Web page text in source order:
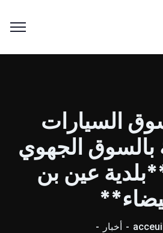
السيارات
بالسوق الجهوي
عين بن
أخبار